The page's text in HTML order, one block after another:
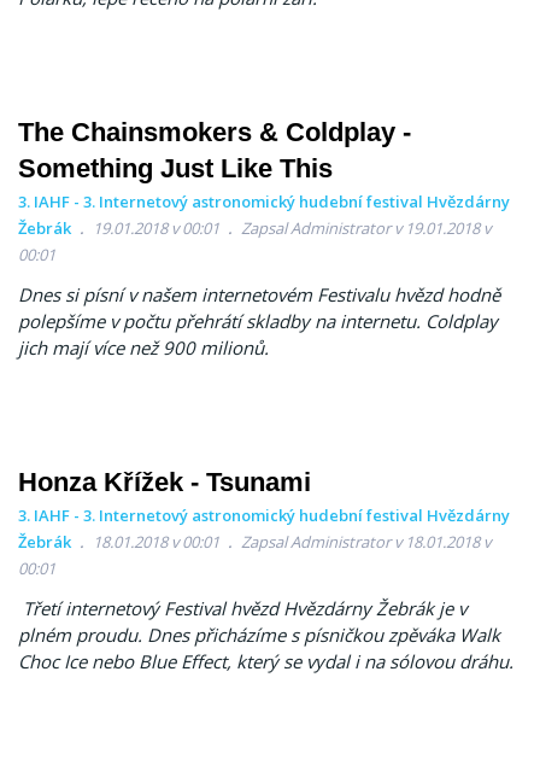
The Chainsmokers & Coldplay -
Something Just Like This
3. IAHF - 3. Internetový astronomický hudební festival Hvězdárny
Žebrák
19.01.2018 v 00:01
Zapsal Administrator v 19.01.2018 v
00:01
Dnes si písní v našem internetovém Festivalu hvězd hodně
polepšíme v počtu přehrátí skladby na internetu. Coldplay
jich mají více než 900 milionů.
Honza Křížek - Tsunami
3. IAHF - 3. Internetový astronomický hudební festival Hvězdárny
Žebrák
18.01.2018 v 00:01
Zapsal Administrator v 18.01.2018 v
00:01
Třetí internetový Festival hvězd Hvězdárny Žebrák je v
plném proudu. Dnes přicházíme s písničkou zpěváka Walk
Choc Ice nebo Blue Effect, který se vydal i na sólovou dráhu.